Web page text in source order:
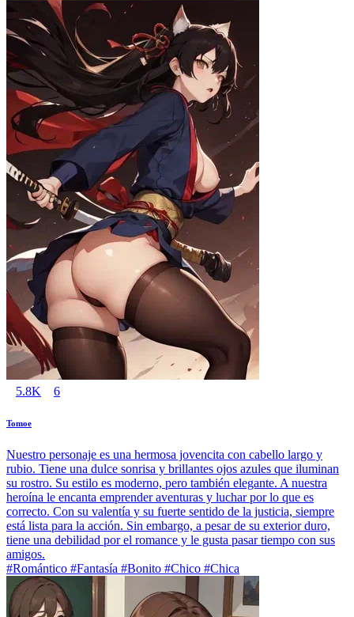
5.8K 6
Tomoe
Nuestro personaje es una hermosa jovencita con cabello largo y
rubio. Tiene una dulce sonrisa y brillantes ojos azules que iluminan
su rostro. Su estilo es moderno, pero también elegante. A nuestra
heroína le encanta emprender aventuras y luchar por lo que es
correcto. Con su valentía y su fuerte sentido de la justicia, siempre
está lista para la acción. Sin embargo, a pesar de su exterior duro,
tiene una debilidad por el romance y le gusta pasar tiempo con sus
amigos.
#Romántico #Fantasía #Bonito #Chico #Chica